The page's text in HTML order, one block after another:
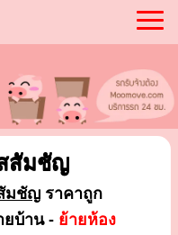
สัมชัญ
มชัญ ราคาถูก
ยบ้าน - ย้ายห้อง